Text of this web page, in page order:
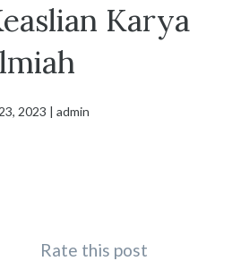
Karya
2023 | admin
Rate this post